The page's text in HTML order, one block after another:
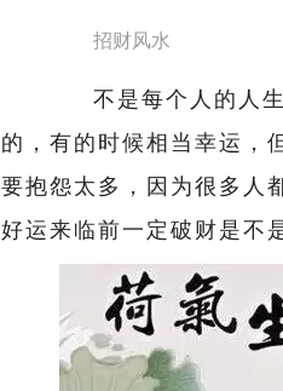
招财风水
不是每个人的人生
的，有的时候相当幸运，
要抱怨太多，因为很多人
好运来临前一定破财是不